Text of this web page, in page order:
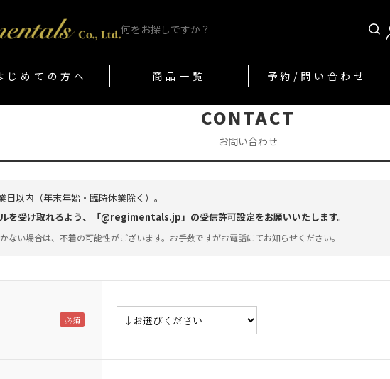
じめての方へ 商品一覧 予約/問い合わせ
CONTACT
お問い合わせ
日以内（年末年始・臨時休業除く）。
を受け取れるよう、「@regimentals.jp」の受信許可設定をお願いいたします。
ない場合は、不着の可能性がございます。お手数ですがお電話にてお知らせください。